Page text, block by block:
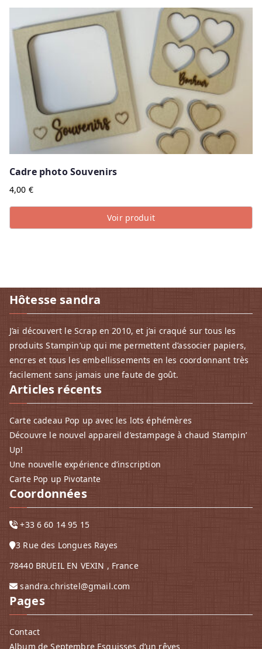
Cadre photo Souvenirs
4,00 €
Voir produit
Hôtesse sandra
J’ai découvert le Scrap en 2010, et j‘ai craqué sur tous les
produits Stampin’up qui me permettent d’associer papiers,
encres et tous les embellissements en les coordonnant très
facilement sans jamais une faute de goût.
Articles récents
Carte cadeau Pop up avec les lots éphémères
Découvre le nouvel appareil d’estampage à chaud Stampin’
Up!
Une nouvelle expérience d’inscription
Carte Pop up Pivotante
Coordonnées
+33 6 60 14 95 15
3 Rue des Longues Rayes
78440 BRUEIL EN VEXIN , France
sandra.christel@gmail.com
Pages
Contact
Album de Septembre Esquisses d’un rêves